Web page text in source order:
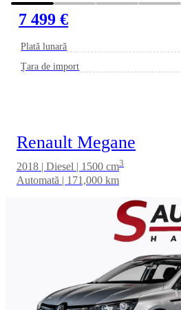
7 499 €
Plată lunară
Țara de import
Renault Megane
2018 | Diesel | 1500 cm3
Automată | 171,000 km